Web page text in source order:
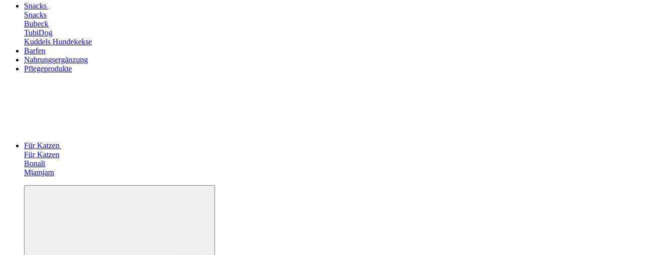
Snacks
Snacks
Bubeck
TubiDog
Kuddels Hundekekse
Barfen
Nahrungsergänzung
Pflegeprodukte
Für Katzen
Für Katzen
Bonali
Mjamjam